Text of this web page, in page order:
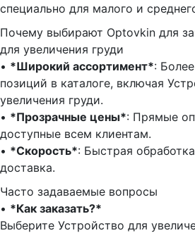
специально для малого и
Почему выбирают Optovkin для
для увеличения груди
•⁠ ⁠ *Широкий ассортимент*:
позиций в каталоге, включая
увеличения груди.
•⁠ ⁠ *Прозрачные цены*: Прямые
доступные всем клиентам.
•⁠ ⁠ *Скорость*: Быстрая
доставка.
Часто задаваемые вопросы
•⁠ ⁠*Как заказать?*
Выберите Устройство для